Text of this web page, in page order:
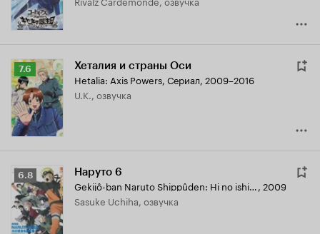
Рейтинг
Кинопоиска
7.6
7.6 Хеталия и страны Оси
Hetalia: Axis Powers, Сериал, 2009–2016
U.K., озвучка
Рейтинг
Кинопоиска
6.8
6.8 Наруто 6
Gekijô-ban Naruto Shippûden: Hi no ishi wo tsugu mono, 2009
Sasuke Uchiha, озвучка